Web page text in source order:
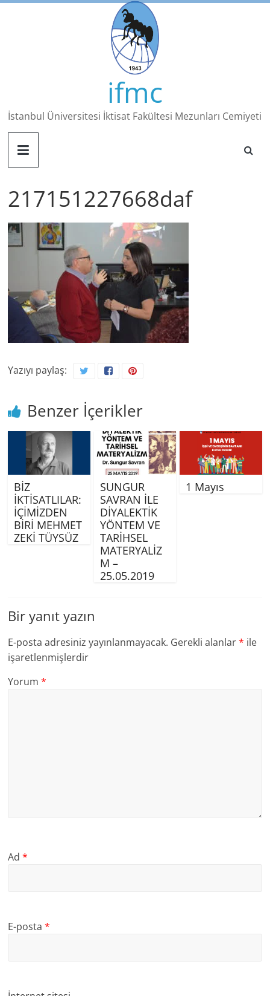
Skip
ifmc
İstanbul Üniversitesi İktisat Fakültesi Mezunları Cemiyeti
217151227668daf
Yazıyı paylaş:
Benzer İçerikler
BİZ
İKTİSATLILAR:
İÇİMİZDEN
BİRİ MEHMET
ZEKİ TÜYSÜZ
SUNGUR
SAVRAN İLE
DİYALEKTİK
YÖNTEM VE
TARİHSEL
MATERYALİZ
M –
25.05.2019
1 Mayıs
Bir yanıt yazın
E-posta adresiniz yayınlanmayacak. Gerekli alanlar* ile
işaretlenmişlerdir
Yorum*
Ad*
E-posta*